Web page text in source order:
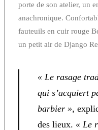
porte de son atelier, un
anachronique.
fauteuils en cuir rouge
un petit air de Django
« Le rasage
qui s’acquiert
barbier »,
des lieux. « Le